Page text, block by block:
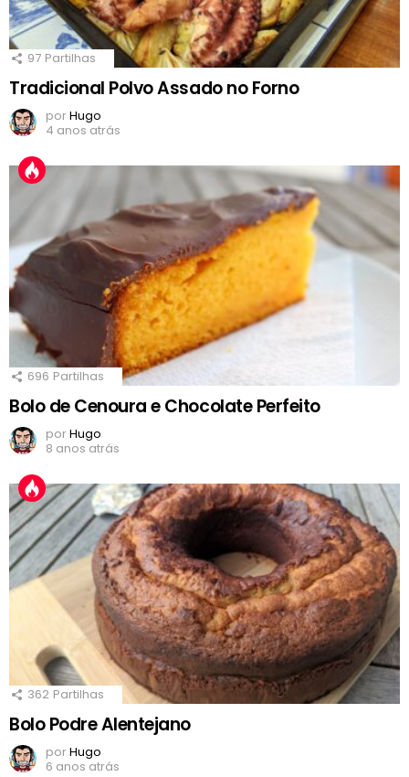
97 Partilhas
Tradicional Polvo Assado no Forno
porHugo
4 anos atrás
696 Partilhas
Bolo de Cenoura e Chocolate Perfeito
porHugo
8 anos atrás
362 Partilhas
Bolo Podre Alentejano
porHugo
6 anos atrás